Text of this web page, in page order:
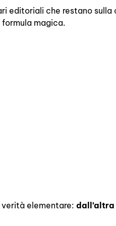
editoriali che restano sulla
magica.
verità elementare: